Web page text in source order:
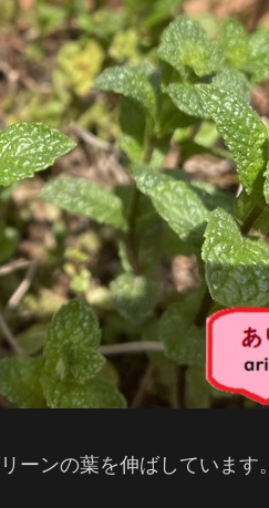
ーンの葉を伸ばしています。